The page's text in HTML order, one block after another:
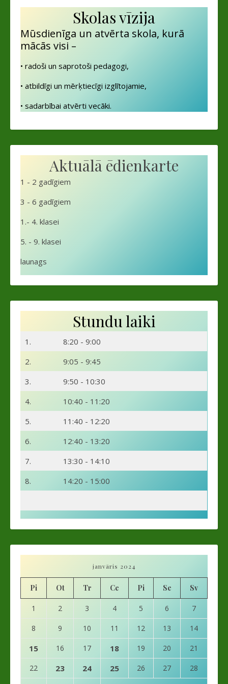
Skolas vīzija
Mūsdienīga un atvērta skola, kurā
mācās visi –
• radoši un saprotoši pedagogi,
• atbildīgi un mērķtiecīgi izglītojamie,
• sadarbībai atvērti vecāki.
Aktuālā ēdienkarte
1 - 2 gadīgiem
3 - 6 gadīgiem
1.- 4. klasei
5. - 9. klasei
launags
Stundu laiki
1.
8:20 - 9:00
2.
9:05 - 9:45
3.
9:50 - 10:30
4.
10:40 - 11:20
5.
11:40 - 12:20
6.
12:40 - 13:20
7.
13:30 - 14:10
8.
14:20 - 15:00
janvāris 2024
Pi Ot Tr Ce Pi Se Sv
1 2 3 4 5 6 7
8 9 10 11 12 13 14
15 16 17 18 19 20 21
22 23 24 25 26 27 28